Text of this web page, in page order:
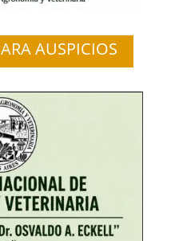
AUSPICIOS